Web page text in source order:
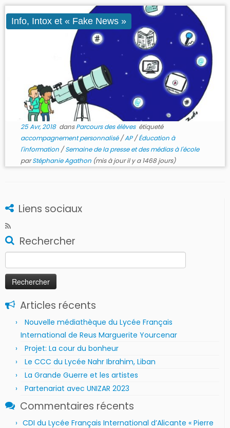
Info, Intox et « Fake News »
25 Avr, 2018dansParcours des élèves étiqueté
accompagnement personnalisé/AP/Éducation à
l'information /Semaine de la presse et des médias à l'école
parStéphanie Agathon(mis à jour il y a 1468 jours)
Liens sociaux
Rechercher
Articles récents
Nouvelle médiathèque du Lycée Français
International de Reus Marguerite Yourcenar
Projet: La cour du bonheur
Le CCC du Lycée Nahr Ibrahim, Liban
La Grande Guerre et les artistes
Partenariat avec UNIZAR 2023
Commentaires récents
CDI du Lycée Français International d’Alicante « Pierre